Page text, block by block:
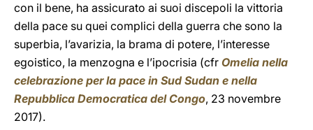
con il bene, ha assicurato ai suoi discepoli la vittoria
della pace su quei complici della guerra che sono la
superbia, l’avarizia, la brama di potere, l’interesse
egoistico, la menzogna e l’ipocrisia (cfr Omelia nella
celebrazione per la pace in Sud Sudan e nella
Repubblica Democratica del Congo, 23 novembre
2017).